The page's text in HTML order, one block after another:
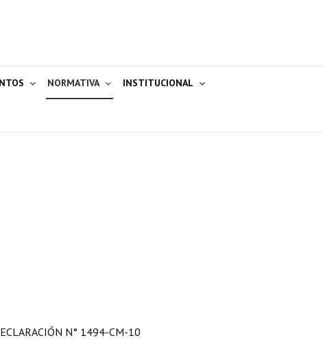
NORMATIVA INSTITUCIONAL
N° 1494-CM-10